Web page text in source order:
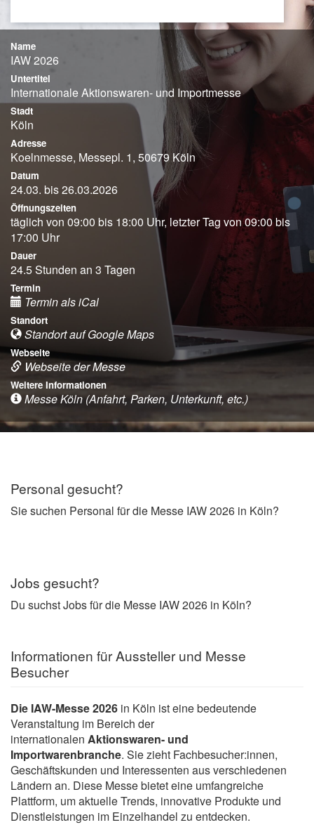
Name
IAW 2026
Untertitel
Internationale Aktionswaren- und Importmesse
Stadt
Köln
Adresse
Koelnmesse, Messepl. 1, 50679 Köln
Datum
24.03. bis 26.03.2026
Öffnungszeiten
täglich von 09:00 bis 18:00 Uhr, letzter Tag von 09:00 bis
17:00 Uhr
Dauer
24.5 Stunden an 3 Tagen
Termin
Termin als iCal
Standort
Standort auf Google Maps
Webseite
Webseite der Messe
Weitere Informationen
Messe Köln (Anfahrt, Parken, Unterkunft, etc.)
Personal gesucht?
Sie suchen Personal für die Messe IAW 2026 in Köln?
Jobs gesucht?
Du suchst Jobs für die Messe IAW 2026 in Köln?
Informationen für Aussteller und Messe
Besucher
Die IAW-Messe 2026 in Köln ist eine bedeutende
Veranstaltung im Bereich der
internationalen Aktionswaren- und
Importwarenbranche. Sie zieht Fachbesucher:innen,
Geschäftskunden und Interessenten aus verschiedenen
Ländern an. Diese Messe bietet eine umfangreiche
Plattform, um aktuelle Trends, innovative Produkte und
Dienstleistungen im Einzelhandel zu entdecken.